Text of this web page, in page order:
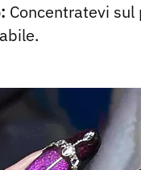
Concentratevi sul